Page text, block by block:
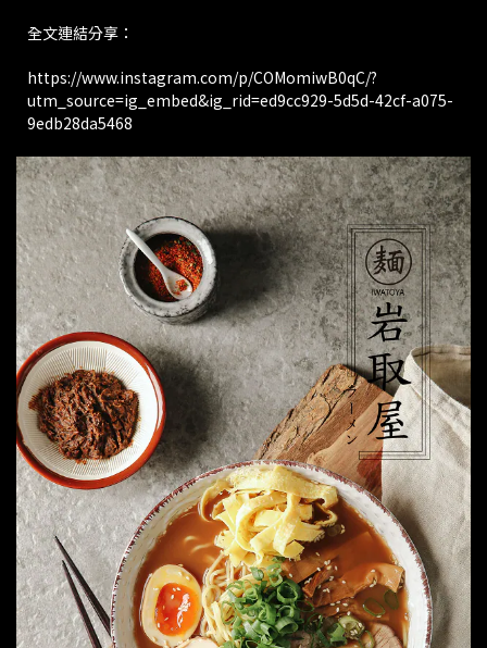
全文連結分享：
https://www.instagram.com/p/COMomiwB0qC/?
utm_source=ig_embed&ig_rid=ed9cc929-5d5d-42cf-a075-
9edb28da5468